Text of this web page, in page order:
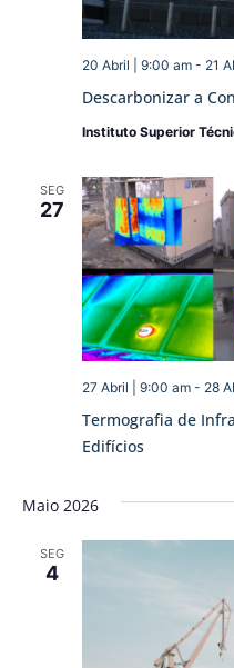
Descarbonizar a
20 Abril | 9:00 am- 21
Instituto Superior
SEG
27
Termografia de
Edifícios
27 Abril | 9:00 am- 28
Maio 2026
SEG
4